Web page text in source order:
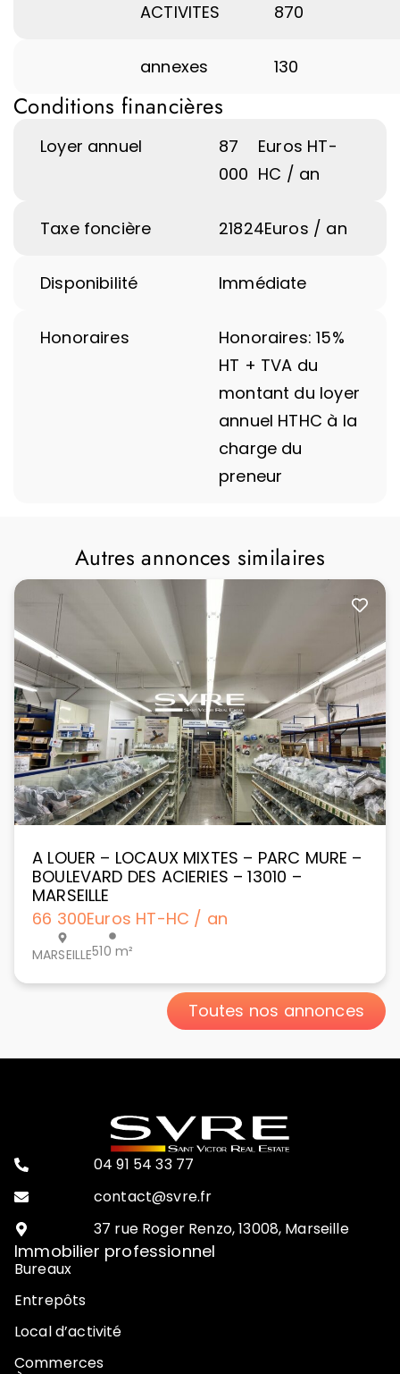
ACTIVITES 870
annexes 130
Conditions financières
Loyer annuel
87
000
Euros HT-
HC / an
Taxe foncière 21824Euros / an
Disponibilité Immédiate
Honoraires
Honoraires: 15%
HT + TVA du
montant du loyer
annuel HTHC à la
charge du
preneur
Autres annonces similaires
A LOUER – LOCAUX MIXTES – PARC MURE –
BOULEVARD DES ACIERIES – 13010 –
MARSEILLE
66 300Euros HT-HC / an
MARSEILLE510 m²
Toutes nos annonces
04 91 54 33 77
contact@svre.fr
37 rue Roger Renzo, 13008, Marseille
Immobilier professionnel
Bureaux
Entrepôts
Local d’activité
Commerces